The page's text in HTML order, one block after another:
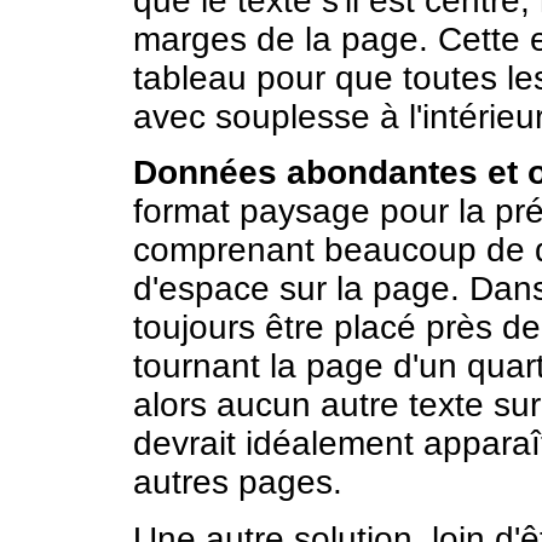
marges de la page. Cette
tableau pour que toutes
avec souplesse à
Données abondantes et
format paysage pour la
comprenant beaucoup de
d'espace sur la page.
toujours être placé près
tournant la page d'un
alors aucun autre texte
devrait idéalement
autres pages.